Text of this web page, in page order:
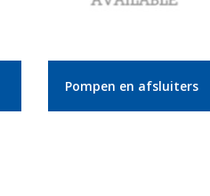
Pompen en afsluiters